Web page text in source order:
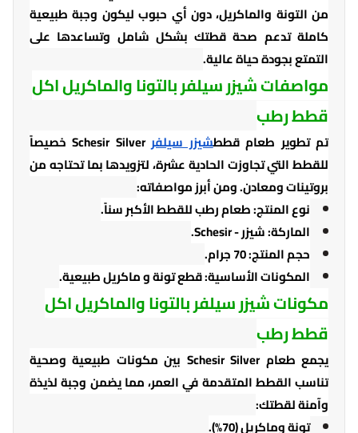
من التونة والماكريل، دون أي حبوب ليكون وجبة طبيعية
كاملة تدعم صحة قطتك بشكل شامل وتساعدها على
التمتع بجودة حياة عالية.
مواصفات شيزر سيلفر بالتونا والماكريل اكل
قطط رطب
تم تطوير طعام قططشيزر سيلفر
Schesir Silver خصيصاً
للقطط التي تجاوزت الحادية عشرة، لتزويدها بما تحتاجه من
بروتينات ومعادن. ومن أبرز مواصفاته:
نوع المنتج: طعام رطب للقطط الأكبر سناً.
الماركة: شيزر - Schesir.
حجم المنتج: 70 جرام.
المكونات الأساسية: قطع تونة و ماكريل طبيعية.
مكونات شيزر سيلفر بالتونا والماكريل اكل
قطط رطب
يجمع طعام Schesir Silver بين مكونات طبيعية وصحية
تناسب القطط المتقدمة في العمر، مما يضمن وجبة لذيذة
وآمنة لقطتك:
تونة وماكريل (70%).